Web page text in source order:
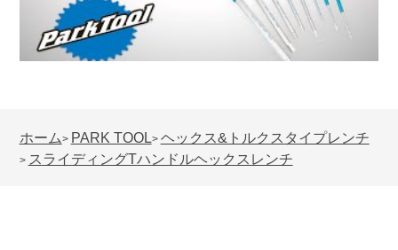
ホーム> PARK TOOL> ヘックス&トルクスタイプレンチ
> スライディングTハンドルヘックスレンチ